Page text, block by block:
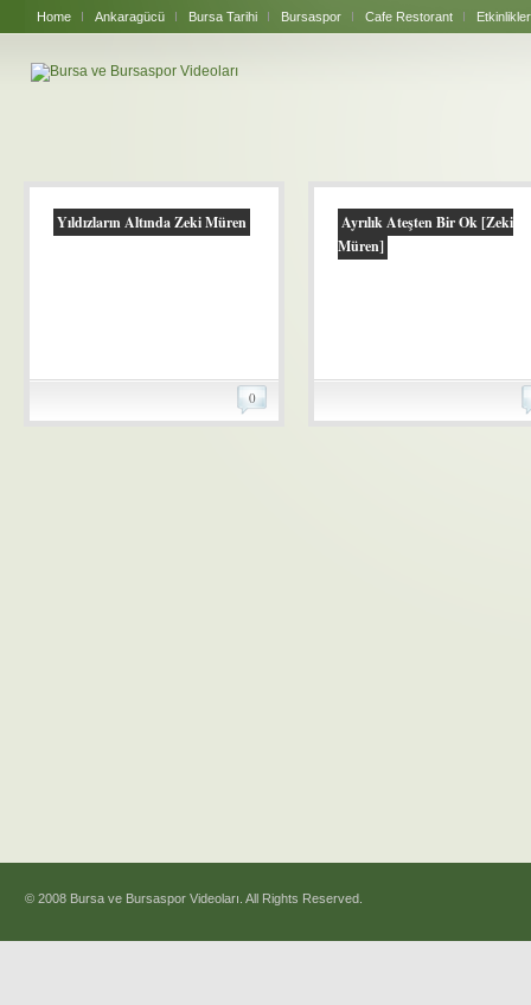
Home Ankaragücü Bursa Tarihi Bursaspor Cafe Restorant Etkinlikler
Yıldızların Altında Zeki Müren
0
Ayrılık Ateşten Bir Ok [Zeki
Müren]
© 2008 Bursa ve Bursaspor Videoları. All Rights Reserved.